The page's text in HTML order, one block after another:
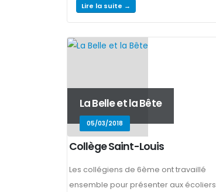
Lire la suite →
La Belle et la Bête
05/03/2018
Collège Saint-Louis
Les collégiens de 6ème ont travaillé
ensemble pour présenter aux écoliers